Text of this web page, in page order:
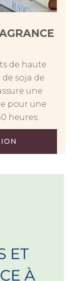
de haute
soja de
une
pour une
heures.